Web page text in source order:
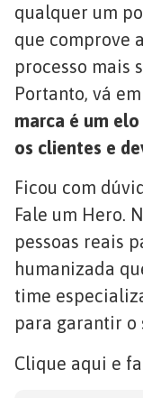
qualquer um
que comprove
processo mais
Portanto, vá
marca é um
os clientes e
Ficou com
Fale um Hero.
pessoas reais
humanizada
time
para garantir o
Clique aqui e